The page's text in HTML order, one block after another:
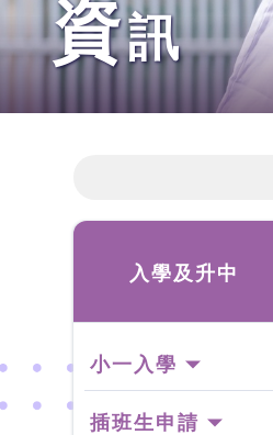
資訊
入學及升中
小一入學
插班生申請